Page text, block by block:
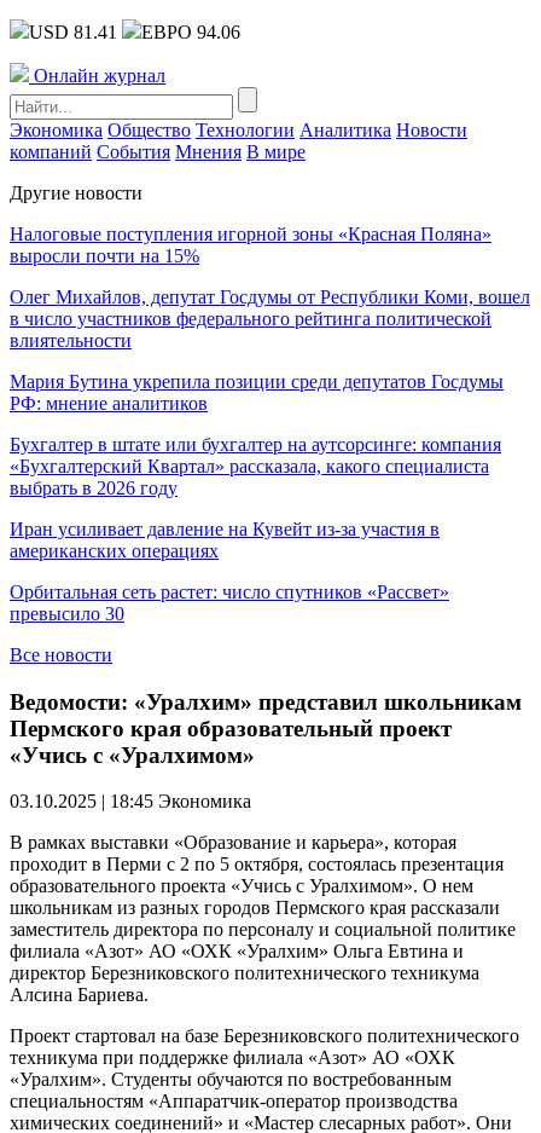
USD 81.41 ЕВРО 94.06
Онлайн журнал
Экономика Общество Технологии Аналитика Новости
компаний События Мнения В мире
Другие новости
Налоговые поступления игорной зоны «Красная Поляна»
выросли почти на 15%
Олег Михайлов, депутат Госдумы от Республики Коми, вошел
в число участников федерального рейтинга политической
влиятельности
Мария Бутина укрепила позиции среди депутатов Госдумы
РФ: мнение аналитиков
Бухгалтер в штате или бухгалтер на аутсорсинге: компания
«Бухгалтерский Квартал» рассказала, какого специалиста
выбрать в 2026 году
Иран усиливает давление на Кувейт из-за участия в
американских операциях
Орбитальная сеть растет: число спутников «Рассвет»
превысило 30
Все новости
Ведомости: «Уралхим» представил школьникам
Пермского края образовательный проект
«Учись с «Уралхимом»
03.10.2025 | 18:45 Экономика
В рамках выставки «Образование и карьера», которая
проходит в Перми с 2 по 5 октября, состоялась презентация
образовательного проекта «Учись с Уралхимом». О нем
школьникам из разных городов Пермского края рассказали
заместитель директора по персоналу и социальной политике
филиала «Азот» АО «ОХК «Уралхим» Ольга Евтина и
директор Березниковского политехнического техникума
Алcина Бариева.
Проект стартовал на базе Березниковского политехнического
техникума при поддержке филиала «Азот» АО «ОХК
«Уралхим». Студенты обучаются по востребованным
специальностям «Аппаратчик-оператор производства
химических соединений» и «Мастер слесарных работ». Они